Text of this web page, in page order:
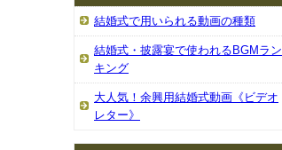
結婚式で用いられる動画の種類
結婚式・披露宴で使われるBGMラン
キング
大人気！余興用結婚式動画《ビデオ
レター》